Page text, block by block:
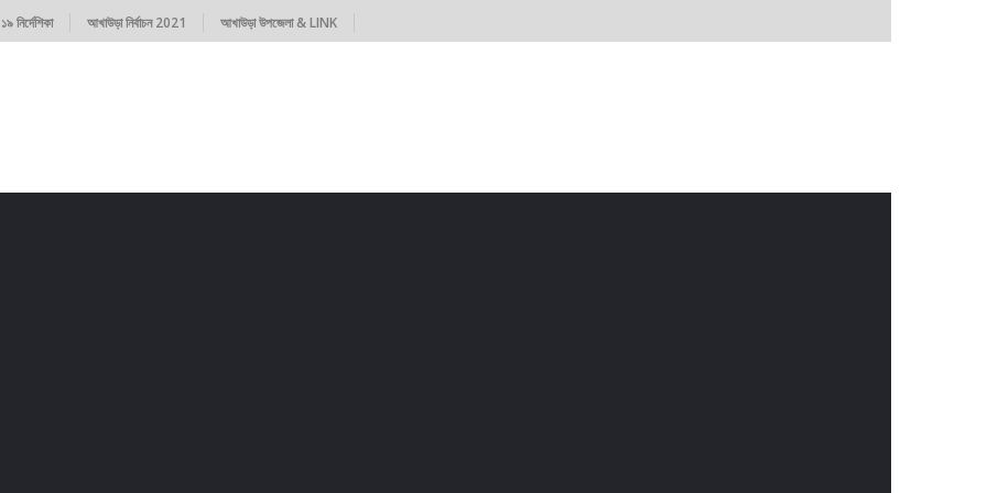
নির্দেশিকা আখাউড়া নির্বাচন 2021 আখাউড়া উপজেলা & LINK